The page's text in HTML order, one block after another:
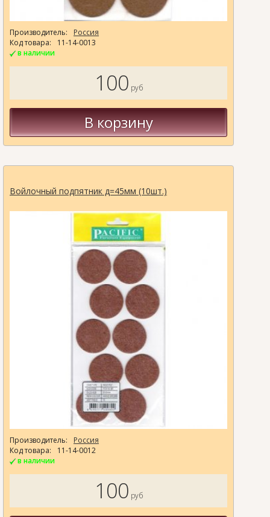
Производитель:
Россия
Код товара:
11-14-0013
в наличии
100 руб
В корзину
Войлочный подпятник д=45мм (10шт.)
Производитель:
Россия
Код товара:
11-14-0012
в наличии
100 руб